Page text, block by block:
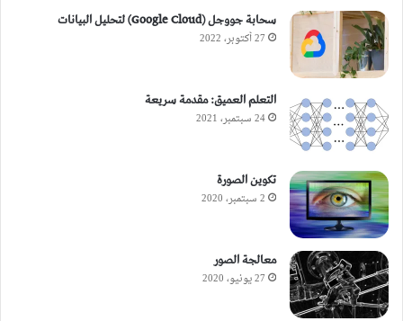
سحابة جووجل (Google Cloud) لتحليل البيانات
27 أكتوبر، 2022
التعلم العميق: مقدمة سريعة
24 سبتمبر، 2021
تكوين الصورة
2 سبتمبر، 2020
معالجة الصور
27 يونيو، 2020